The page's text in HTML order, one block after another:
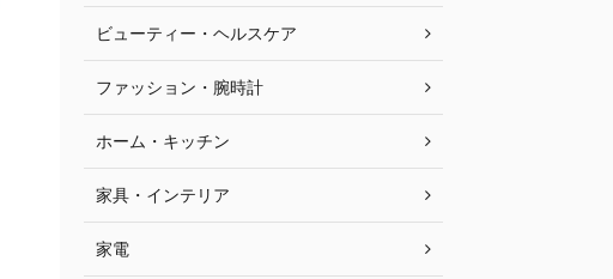
ビューティー・ヘルスケア
ファッション・腕時計
ホーム・キッチン
家具・インテリア
家電